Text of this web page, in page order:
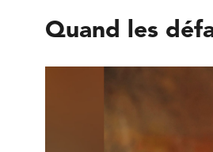
Quand les